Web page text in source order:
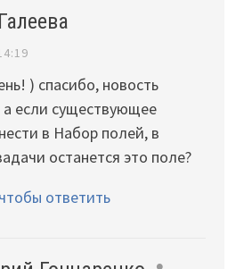
) спасибо, новость
а если существующее
в Набор полей, в
останется это поле?
ответить